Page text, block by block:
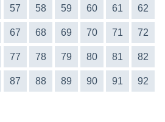
57 58 59 60 61 62
67 68 69 70 71 72
77 78 79 80 81 82
87 88 89 90 91 92